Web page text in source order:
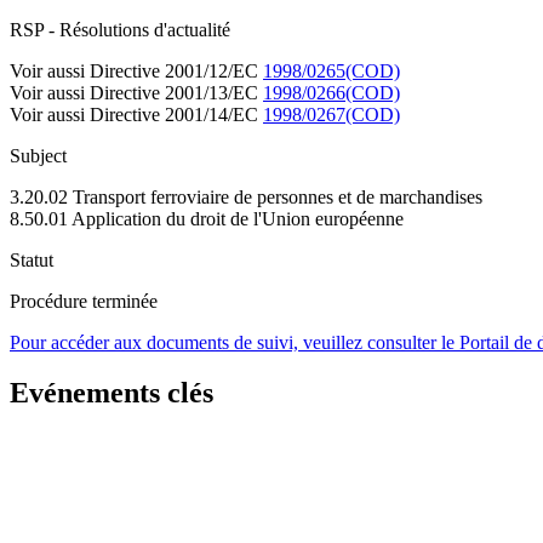
RSP - Résolutions d'actualité
Voir aussi Directive 2001/12/EC 1998/0265(COD)
Voir aussi Directive 2001/13/EC 1998/0266(COD)
Voir aussi Directive 2001/14/EC 1998/0267(COD)
Subject
3.20.02 Transport ferroviaire de personnes et de marchandises
8.50.01 Application du droit de l'Union européenne
Statut
Procédure terminée
Pour accéder aux documents de suivi, veuillez consulter le Portail de
Evénements clés